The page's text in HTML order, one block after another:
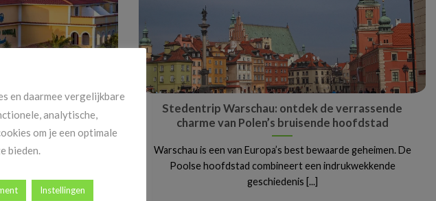
op ál je
Vanaf 14 november
Stedentrip Warschau: ontdek de verrassende
charme van Polen’s bruisende hoofdstad
Warschau is een van Europa’s best bewaarde geheimen. De
Poolse hoofdstad combineert een indrukwekkende
geschiedenis [...]
en daarmee vergelijkbare
analytische,
om je een optimale
bieden.
Instellingen